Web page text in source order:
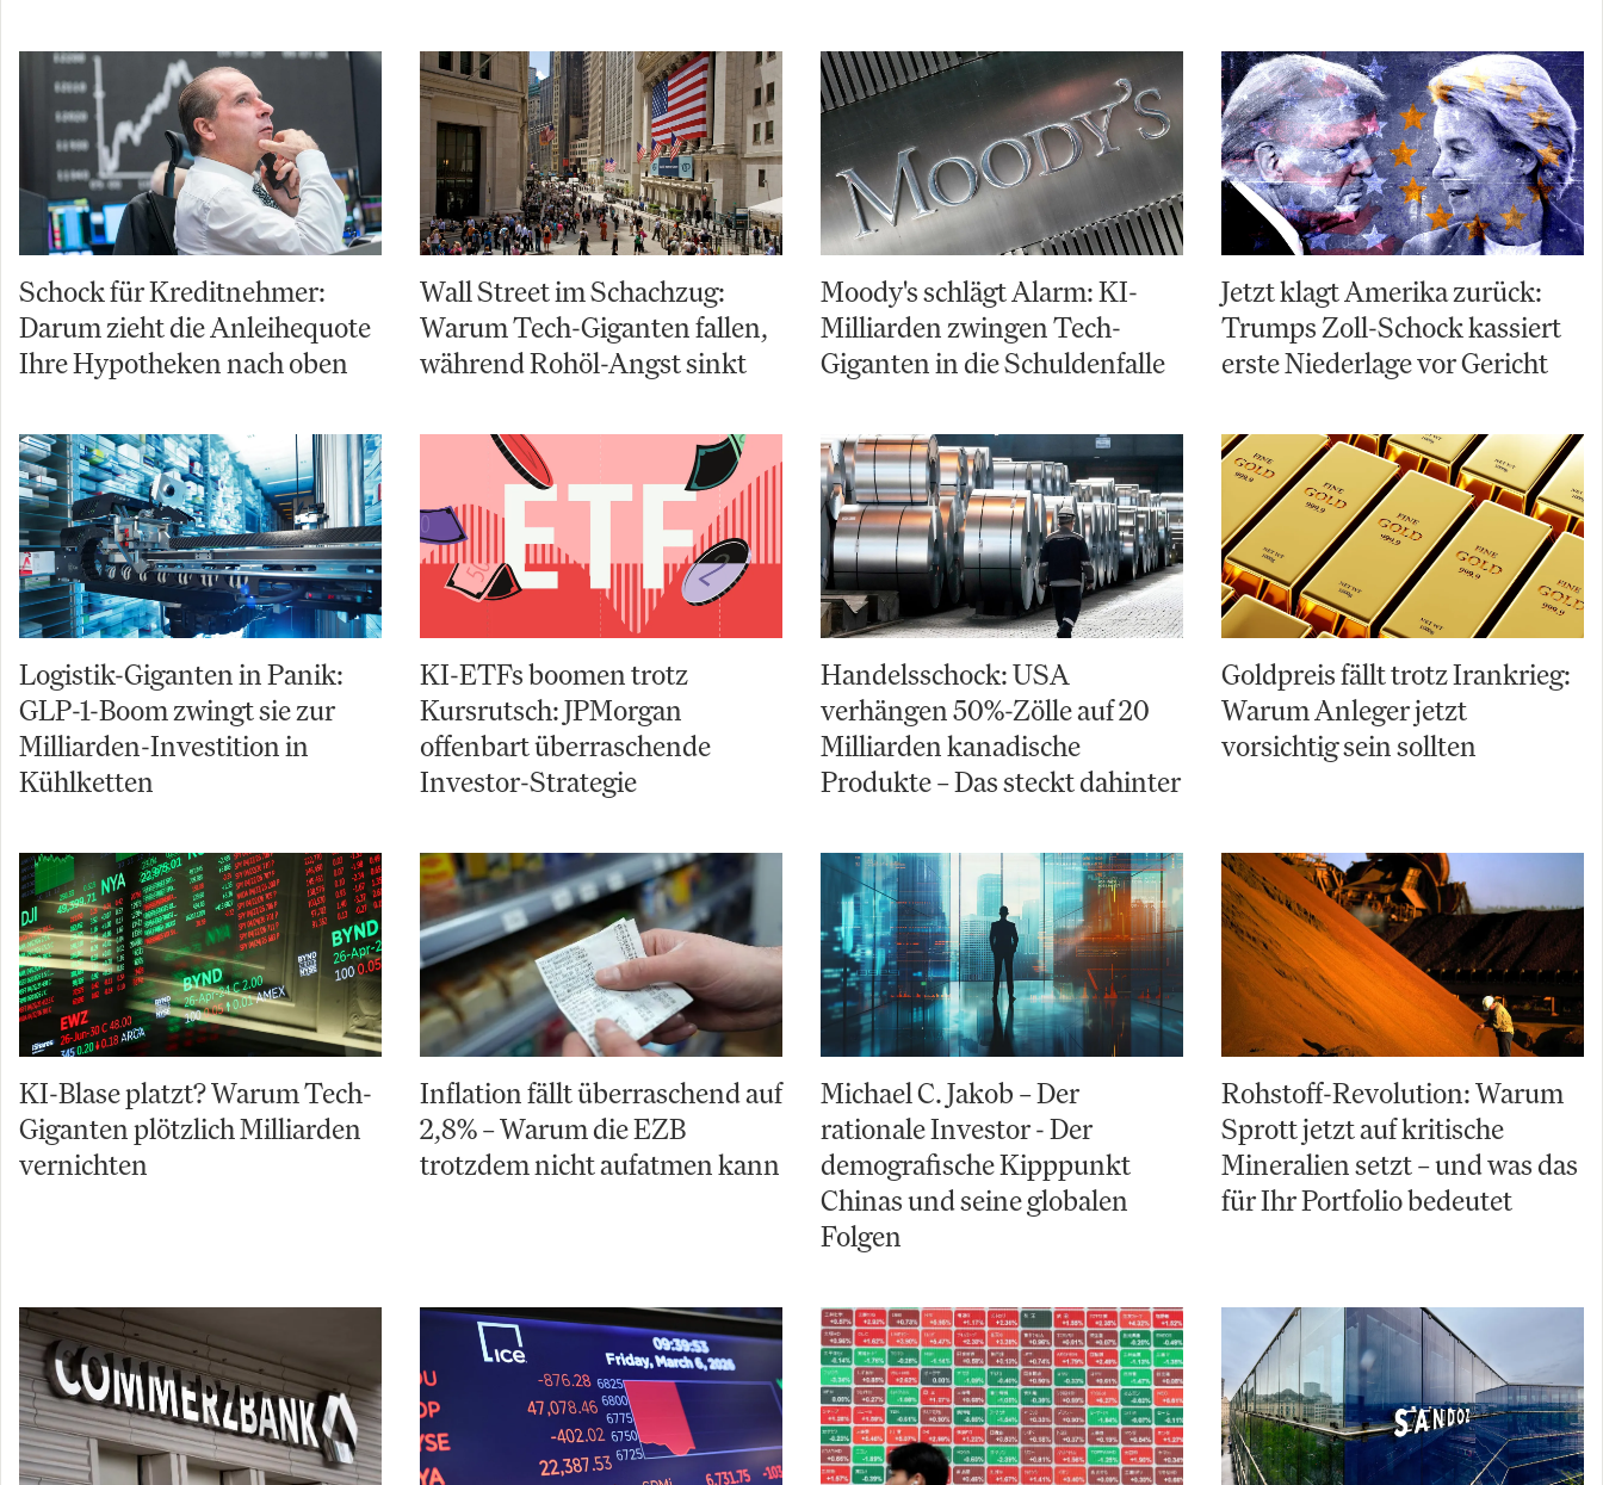
Schock für Kreditnehmer:
Darum zieht die Anleihequote
Ihre Hypotheken nach oben
Wall Street im Schachzug:
Warum Tech-Giganten fallen,
während Rohöl-Angst sinkt
Moody's schlägt Alarm: KI-
Milliarden zwingen Tech-
Giganten in die Schuldenfalle
Jetzt klagt Amerika zurück:
Trumps Zoll-Schock kassiert
erste Niederlage vor Gericht
Logistik-Giganten in Panik:
GLP-1-Boom zwingt sie zur
Milliarden-Investition in
Kühlketten
KI-ETFs boomen trotz
Kursrutsch: JPMorgan
offenbart überraschende
Investor-Strategie
Handelsschock: USA
verhängen 50%-Zölle auf 20
Milliarden kanadische
Produkte – Das steckt dahinter
Goldpreis fällt trotz Irankrieg:
Warum Anleger jetzt
vorsichtig sein sollten
KI-Blase platzt? Warum Tech-
Giganten plötzlich Milliarden
vernichten
Inflation fällt überraschend auf
2,8% – Warum die EZB
trotzdem nicht aufatmen kann
Michael C. Jakob – Der
rationale Investor - Der
demografische Kipppunkt
Chinas und seine globalen
Folgen
Rohstoff-Revolution: Warum
Sprott jetzt auf kritische
Mineralien setzt – und was das
für Ihr Portfolio bedeutet